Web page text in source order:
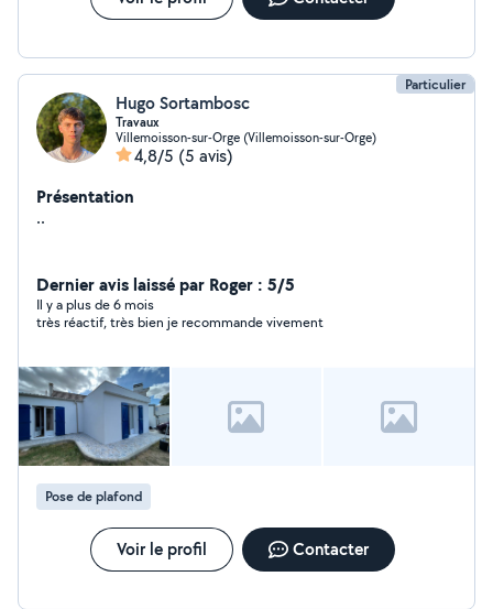
Particulier
Hugo Sortambosc
Travaux
Villemoisson-sur-Orge (Villemoisson-sur-Orge)
4,8/5 (5 avis)
Présentation
..
Dernier avis laissé par Roger : 5/5
Il y a plus de 6 mois
très réactif, très bien je recommande vivement
Pose de plafond
Voir le profil Contacter